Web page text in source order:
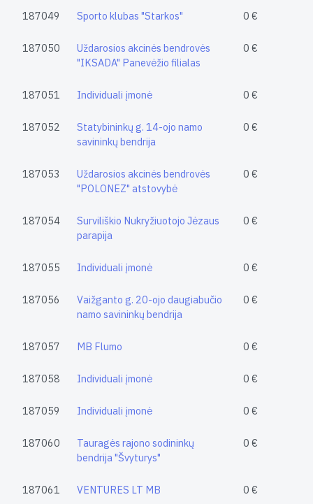
187049 Sporto klubas "Starkos" 0 €
187050
Uždarosios akcinės bendrovės
"IKSADA" Panevėžio filialas
0 €
187051 Individuali įmonė 0 €
187052
Statybininkų g. 14-ojo namo
savininkų bendrija
0 €
187053
Uždarosios akcinės bendrovės
"POLONEZ" atstovybė
0 €
187054
Surviliškio Nukryžiuotojo Jėzaus
parapija
0 €
187055 Individuali įmonė 0 €
187056
Vaižganto g. 20-ojo daugiabučio
namo savininkų bendrija
0 €
187057 MB Flumo 0 €
187058 Individuali įmonė 0 €
187059 Individuali įmonė 0 €
187060
Tauragės rajono sodininkų
bendrija "Švyturys"
0 €
187061 VENTURES LT MB 0 €